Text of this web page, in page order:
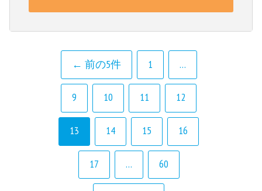
← 前の5件 1 …
9 10 11 12
13 14 15 16
17 … 60